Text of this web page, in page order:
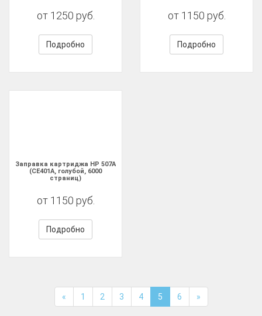
от 1250 руб.
Подробно
от 1150 руб.
Подробно
Заправка картриджа HP 507A
(CE401A, голубой, 6000
страниц)
от 1150 руб.
Подробно
« 1 2 3 4 5 6 »